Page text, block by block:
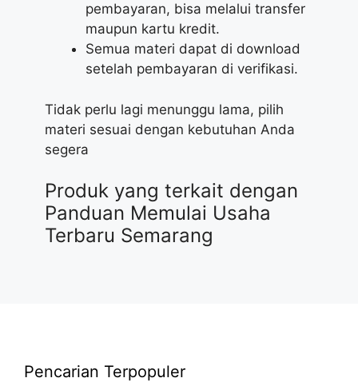
pembayaran, bisa melalui transfer
maupun kartu kredit.
Semua materi dapat di download
setelah pembayaran di verifikasi.
Tidak perlu lagi menunggu lama, pilih
materi sesuai dengan kebutuhan Anda
segera
Produk yang terkait dengan
Panduan Memulai Usaha
Terbaru Semarang
Pencarian Terpopuler